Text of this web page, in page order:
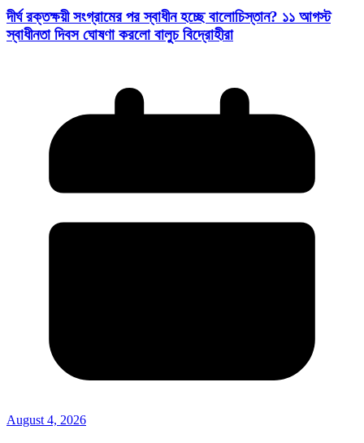
দীর্ঘ রক্তক্ষয়ী সংগ্রামের পর স্বাধীন হচ্ছে বালোচিস্তান? ১১ আগস্ট
স্বাধীনতা দিবস ঘোষণা করলো বালুচ বিদ্রোহীরা
August 4, 2026